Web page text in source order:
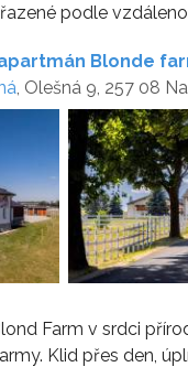
podle
Blonde
, Olešná 9, 257 08
Farm v srdci
Klid přes den,